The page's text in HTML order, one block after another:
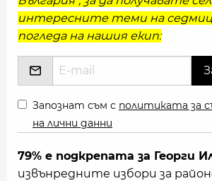
интересните теми на
погледа на нашия екип:
Запознат съм с политиката за
на лични данни
79% е подкрепата за Георги
извънредните избори за